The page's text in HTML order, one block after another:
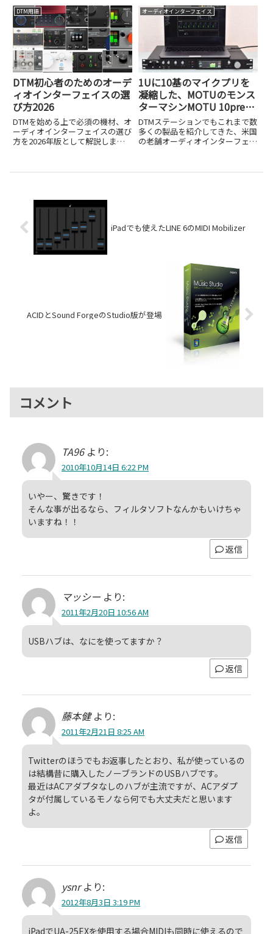
106,700円、PRO 2：同163,900
円、PRO EDGE：同247,500円）
が新たに登...
MU100などの外部MIDI音源を、カ
モンミュージックのレコンポーザ
のような数値入力のシーケンスソ
DTM用語
DTM初心者のためのオーデ
ィオインターフェイスの選
び方2026
DTMを始める上で必須の機材、オ
ーディオインターフェイスの選び
方を2026年版として解説しま
オーディオインターフェイス
1Uに10基のマイクプリを
凝縮した、MOTUのモンス
ターマシンMOTU 10preが
発売開始！
DTMステーションでもこれまで数
多くの製品を紹介してきた、米国
の老舗オーディオインターフェイ
という限られたスペースに、10
iPadでも使えたLINE 6のMIDI Mobilizer
ACIDとSound ForgeのStudio版が登場
コメント
TA96 より:
2010年10月14日 6:22 PM
いやー、驚きです！
そんな事が出るなら、フィルタソフトなんかもいけちゃ
いますね！！
返信
マッシー より:
2011年2月20日 10:56 AM
USBハブは、なにを使ってますか？
返信
藤本健 より:
2011年2月21日 8:25 AM
Twitterのほうでもお返事したとおり、私が使っているの
は結構昔に購入したノーブランドのUSBハブです。
最近はACアダプタなしのハブが主流ですが、ACアダプ
タが付属しているモノなら何でも大丈夫だと思います
よ。
返信
ysnr より:
2012年8月3日 3:19 PM
iPadでUA-25EXを使用する場合MIDIも同時に使えるので